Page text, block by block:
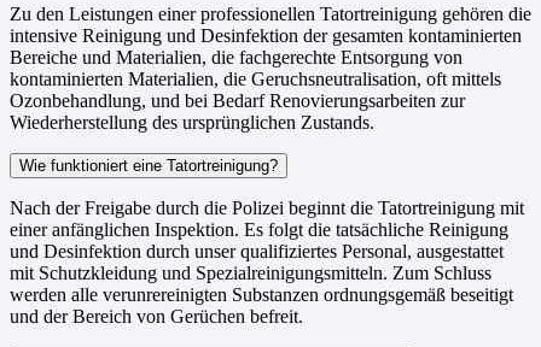
Zu den Leistungen einer professionellen Tatortreinigung gehören die
intensive Reinigung und Desinfektion der gesamten kontaminierten
Bereiche und Materialien, die fachgerechte Entsorgung von
kontaminierten Materialien, die Geruchsneutralisation, oft mittels
Ozonbehandlung, und bei Bedarf Renovierungsarbeiten zur
Wiederherstellung des ursprünglichen Zustands.
Wie funktioniert eine Tatortreinigung?
Nach der Freigabe durch die Polizei beginnt die Tatortreinigung mit
einer anfänglichen Inspektion. Es folgt die tatsächliche Reinigung
und Desinfektion durch unser qualifiziertes Personal, ausgestattet
mit Schutzkleidung und Spezialreinigungsmitteln. Zum Schluss
werden alle verunrereinigten Substanzen ordnungsgemäß beseitigt
und der Bereich von Gerüchen befreit.